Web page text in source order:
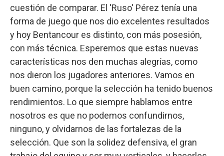
cuestión de comparar. El 'Ruso' Pérez tenía una
forma de juego que nos dio excelentes resultados
y hoy Bentancour es distinto, con más posesión,
con más técnica. Esperemos que estas nuevas
características nos den muchas alegrías, como
nos dieron los jugadores anteriores. Vamos en
buen camino, porque la selección ha tenido buenos
rendimientos. Lo que siempre hablamos entre
nosotros es que no podemos confundirnos,
ninguno, y olvidarnos de las fortalezas de la
selección. Que son la solidez defensiva, el gran